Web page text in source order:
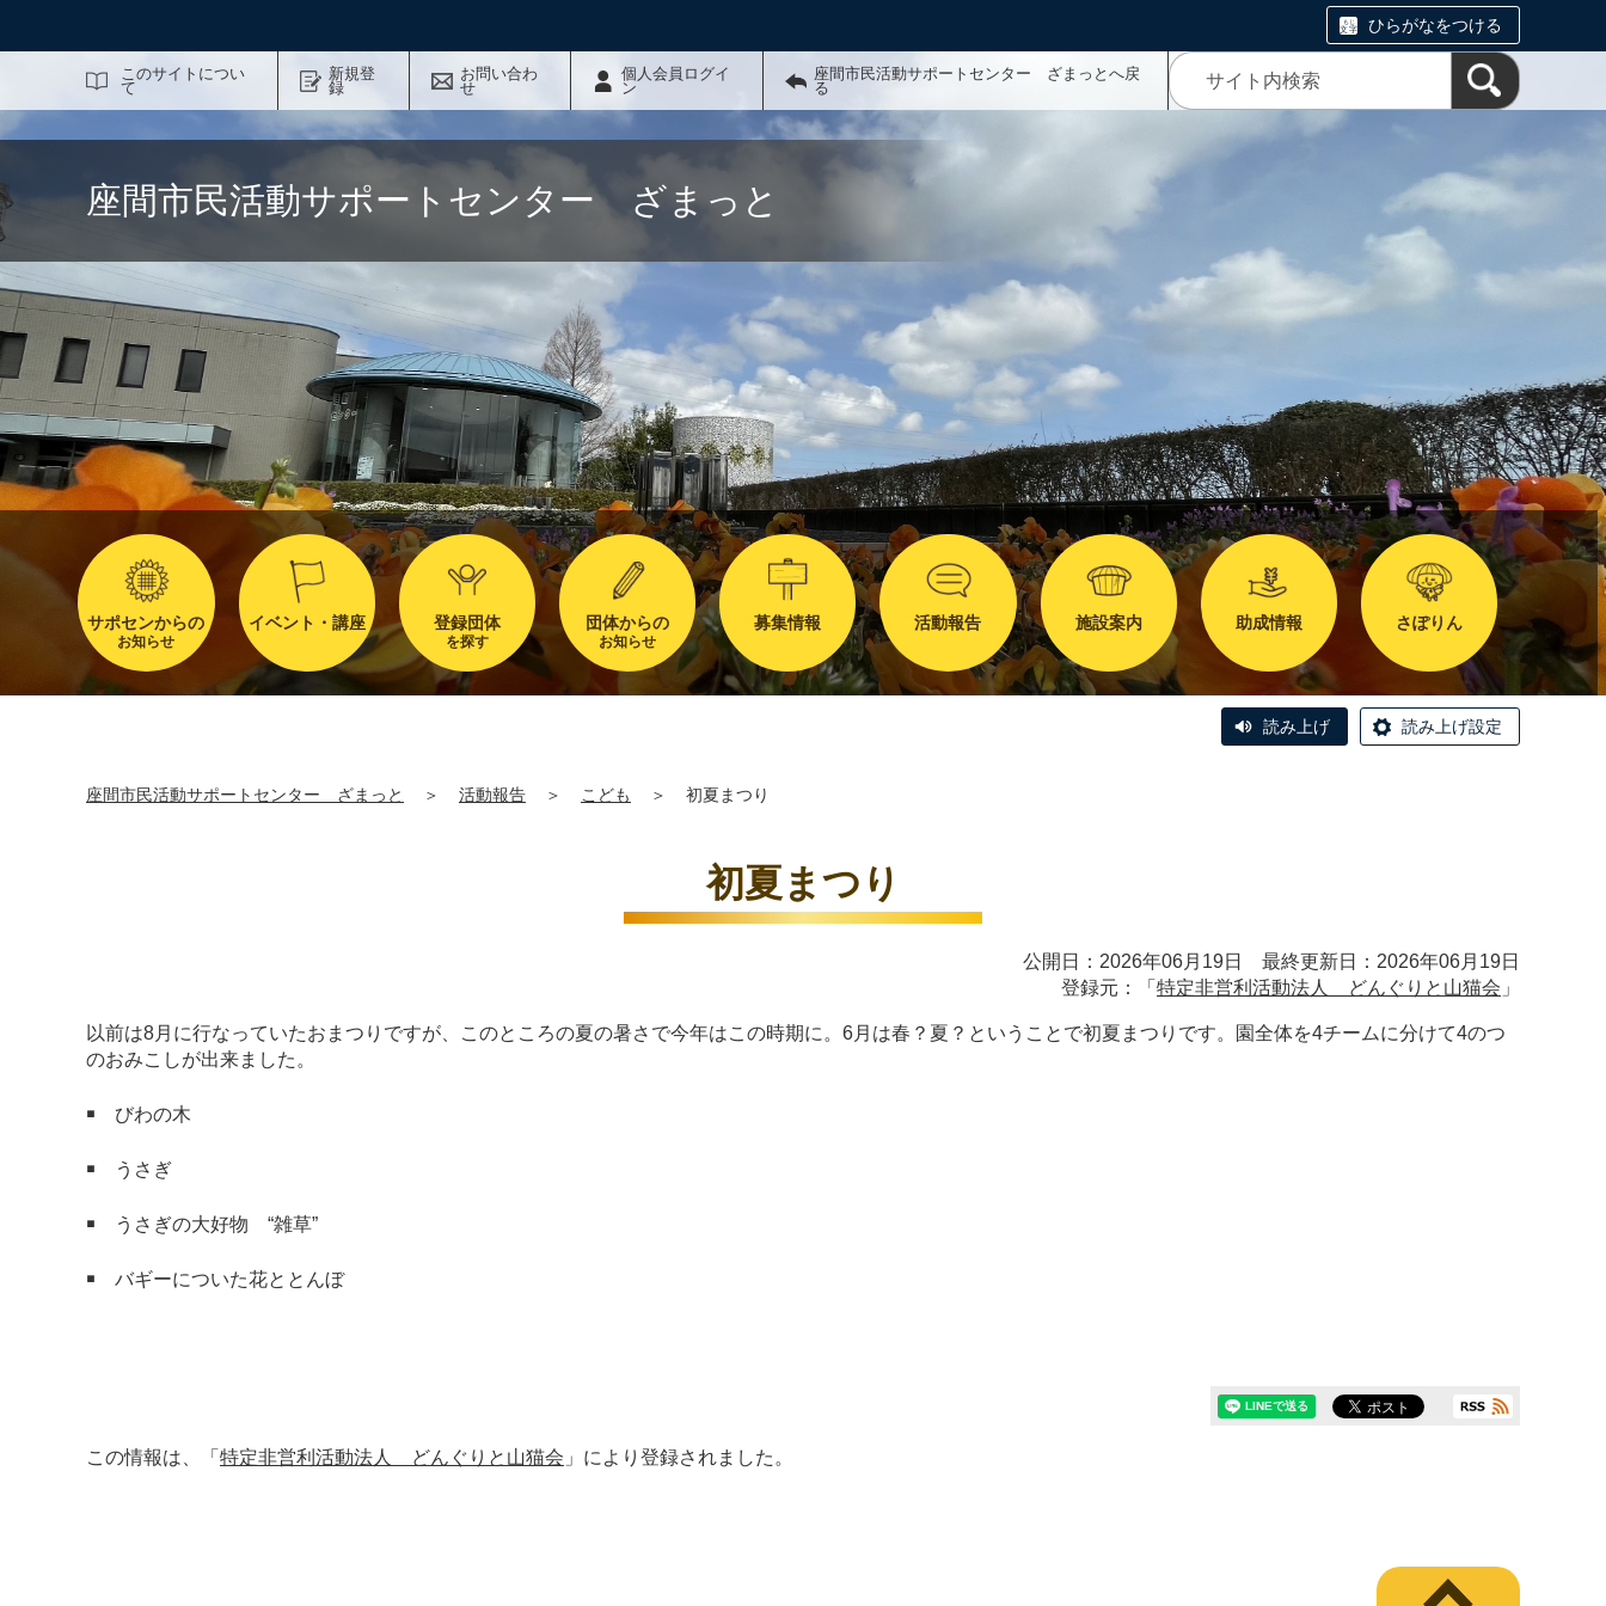
ひらがなをつける
このサイトについ
て
新規登
録
お問い合わ
せ
個人会員ログイ
ン
座間市民活動サポートセンター ざまっとへ戻
る
座間市民活動サポートセンター ざまっと
サポセンからの
お知らせ
イベント・講座 登録団体
を探す
団体からの
お知らせ
募集情報 活動報告 施設案内 助成情報 さぽりん
読み上げ 読み上げ設定
座間市民活動サポートセンター ざまっと ＞ 活動報告 ＞ こども ＞ 初夏まつり
初夏まつり
公開日：2026年06月19日 最終更新日：2026年06月19日
登録元：「 特定非営利活動法人 どんぐりと山猫会 」
以前は8月に行なっていたおまつりですが、このところの夏の暑さで今年はこの時期に。6月は春？夏？ということで初夏まつりです。園全体を4チームに分けて4のつ
のおみこしが出来ました。
￭ びわの木
￭ うさぎ
￭ うさぎの大好物 “雑草”
￭ バギーについた花ととんぼ
この情報は、「 特定非営利活動法人 どんぐりと山猫会 」により登録されました。